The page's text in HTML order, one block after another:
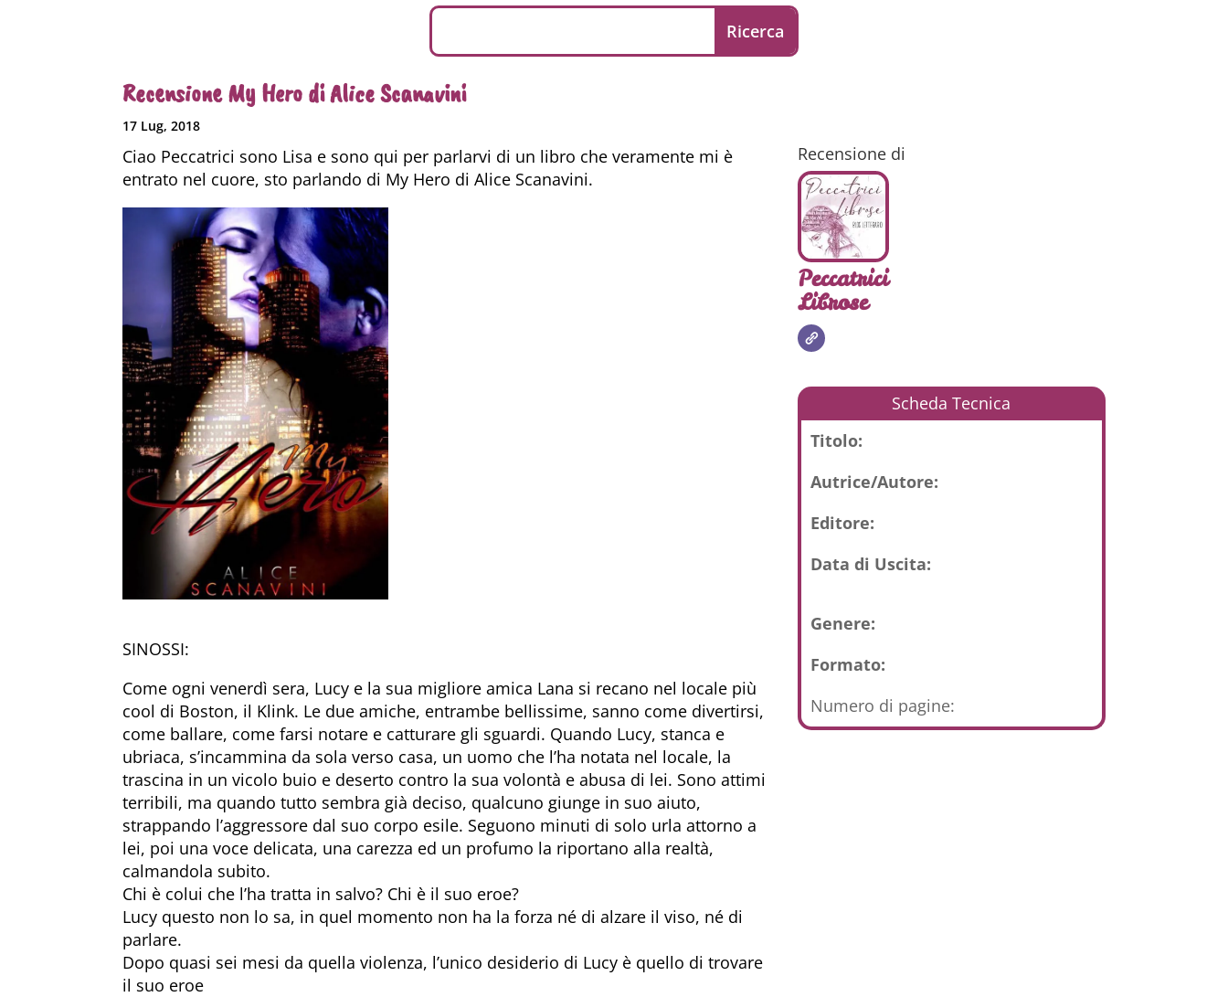
Recensione My Hero di Alice Scanavini
17 Lug, 2018
Ciao Peccatrici sono Lisa e sono qui per parlarvi di un libro che veramente mi è
entrato nel cuore, sto parlando di My Hero di Alice Scanavini.
SINOSSI:
Come ogni venerdì sera, Lucy e la sua migliore amica Lana si recano nel locale più
cool di Boston, il Klink. Le due amiche, entrambe bellissime, sanno come divertirsi,
come ballare, come farsi notare e catturare gli sguardi. Quando Lucy, stanca e
ubriaca, s’incammina da sola verso casa, un uomo che l’ha notata nel locale, la
trascina in un vicolo buio e deserto contro la sua volontà e abusa di lei. Sono attimi
terribili, ma quando tutto sembra già deciso, qualcuno giunge in suo aiuto,
strappando l’aggressore dal suo corpo esile. Seguono minuti di solo urla attorno a
lei, poi una voce delicata, una carezza ed un profumo la riportano alla realtà,
calmandola subito.
Chi è colui che l’ha tratta in salvo? Chi è il suo eroe?
Lucy questo non lo sa, in quel momento non ha la forza né di alzare il viso, né di
parlare.
Dopo quasi sei mesi da quella violenza, l’unico desiderio di Lucy è quello di trovare
il suo eroe
Recensione di
Peccatrici
Librose
Scheda Tecnica
Titolo:
Autrice/Autore:
Editore:
Data di Uscita:
Genere:
Formato:
Numero di pagine: